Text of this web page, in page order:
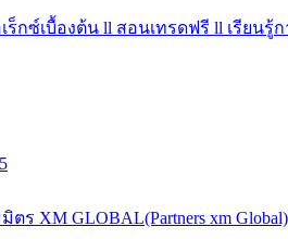
เร็กซ์เบื้องต้น ll สอนเทรดฟรี ll เรียนรู้
XM GLOBAL(Partners xm